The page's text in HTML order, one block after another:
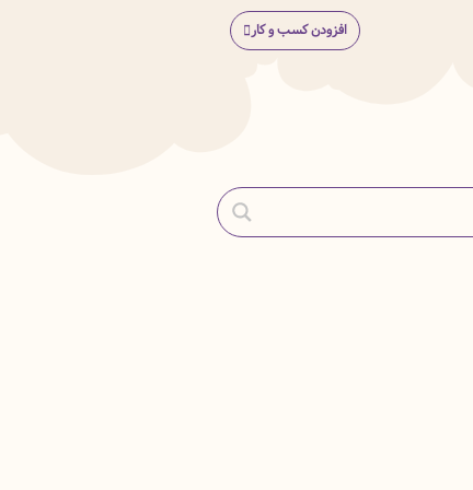
افزودن کسب و کار